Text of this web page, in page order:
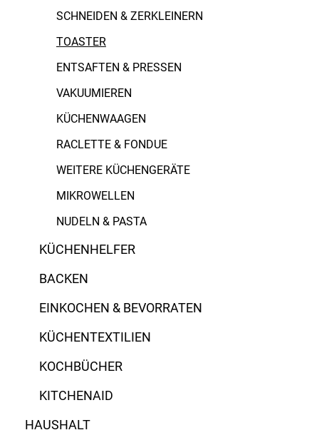
SCHNEIDEN & ZERKLEINERN
TOASTER
ENTSAFTEN & PRESSEN
VAKUUMIEREN
KÜCHENWAAGEN
RACLETTE & FONDUE
WEITERE KÜCHENGERÄTE
MIKROWELLEN
NUDELN & PASTA
KÜCHENHELFER
BACKEN
EINKOCHEN & BEVORRATEN
KÜCHENTEXTILIEN
KOCHBÜCHER
KITCHENAID
HAUSHALT